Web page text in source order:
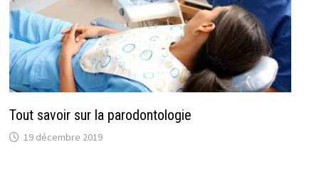
Tout savoir sur la parodontologie
19 décembre 2019